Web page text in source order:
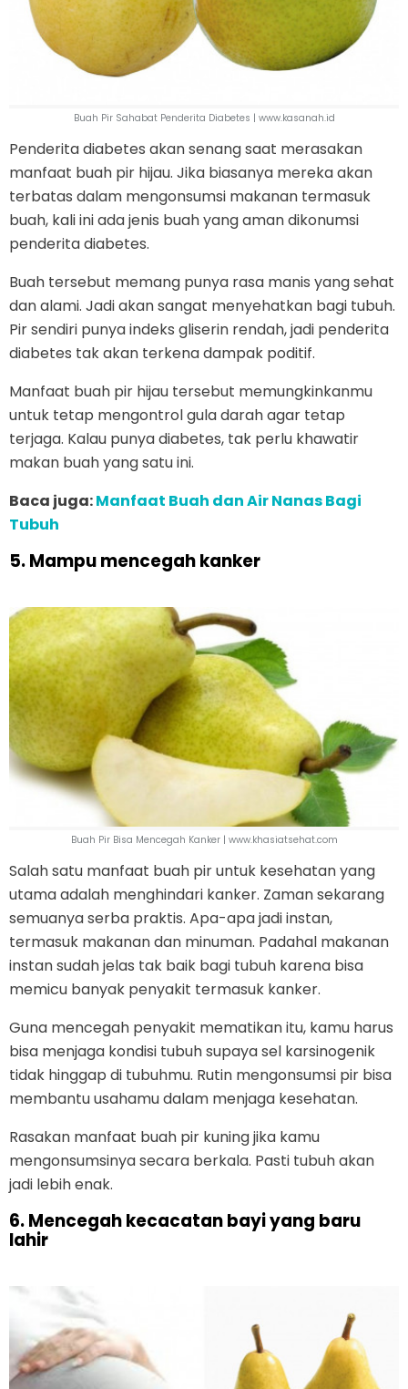
Buah Pir Sahabat Penderita Diabetes | www.kasanah.id
Penderita diabetes akan senang saat merasakan
manfaat buah pir hijau. Jika biasanya mereka akan
terbatas dalam mengonsumsi makanan termasuk
buah, kali ini ada jenis buah yang aman dikonumsi
penderita diabetes.
Buah tersebut memang punya rasa manis yang sehat
dan alami. Jadi akan sangat menyehatkan bagi tubuh.
Pir sendiri punya indeks gliserin rendah, jadi penderita
diabetes tak akan terkena dampak poditif.
Manfaat buah pir hijau tersebut memungkinkanmu
untuk tetap mengontrol gula darah agar tetap
terjaga. Kalau punya diabetes, tak perlu khawatir
makan buah yang satu ini.
Baca juga:Manfaat Buah dan Air Nanas Bagi
Tubuh
5. Mampu mencegah kanker
Buah Pir Bisa Mencegah Kanker | www.khasiatsehat.com
Salah satu manfaat buah pir untuk kesehatan yang
utama adalah menghindari kanker. Zaman sekarang
semuanya serba praktis. Apa-apa jadi instan,
termasuk makanan dan minuman. Padahal makanan
instan sudah jelas tak baik bagi tubuh karena bisa
memicu banyak penyakit termasuk kanker.
Guna mencegah penyakit mematikan itu, kamu harus
bisa menjaga kondisi tubuh supaya sel karsinogenik
tidak hinggap di tubuhmu. Rutin mengonsumsi pir bisa
membantu usahamu dalam menjaga kesehatan.
Rasakan manfaat buah pir kuning jika kamu
mengonsumsinya secara berkala. Pasti tubuh akan
jadi lebih enak.
6. Mencegah kecacatan bayi yang baru
lahir